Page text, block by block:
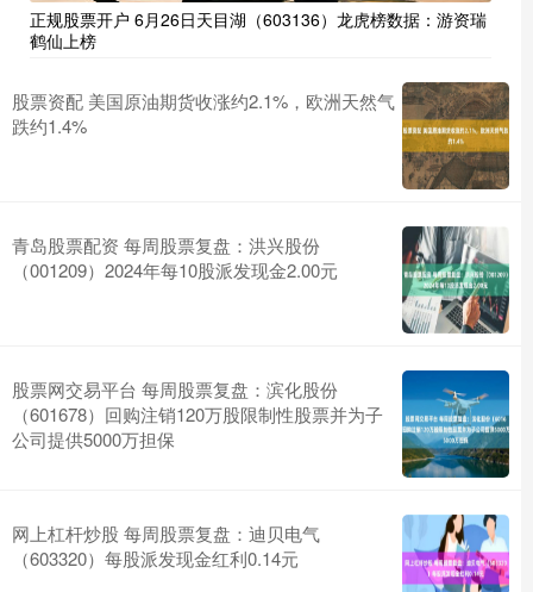
正规股票开户 6月26日天目湖（603136）龙虎榜数据：游资瑞
鹤仙上榜
股票资配 美国原油期货收涨约2.1%，欧洲天然气
跌约1.4%
青岛股票配资 每周股票复盘：洪兴股份
（001209）2024年每10股派发现金2.00元
股票网交易平台 每周股票复盘：滨化股份
（601678）回购注销120万股限制性股票并为子
公司提供5000万担保
网上杠杆炒股 每周股票复盘：迪贝电气
（603320）每股派发现金红利0.14元